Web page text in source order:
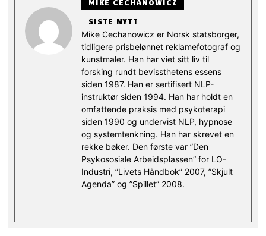
MIKE CECHANOWICZ
SISTE NYTT
Mike Cechanowicz er Norsk statsborger,
tidligere prisbelønnet reklamefotograf og
kunstmaler. Han har viet sitt liv til
forsking rundt bevissthetens essens
siden 1987. Han er sertifisert NLP-
instruktør siden 1994. Han har holdt en
omfattende praksis med psykoterapi
siden 1990 og undervist NLP, hypnose
og systemtenkning. Han har skrevet en
rekke bøker. Den første var ”Den
Psykososiale Arbeidsplassen” for LO-
Industri, ”Livets Håndbok” 2007, ”Skjult
Agenda” og ”Spillet” 2008.